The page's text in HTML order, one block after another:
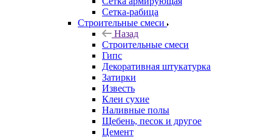
Сетка-рабица
Строительные смеси
Назад
Строительные смеси
Гипс
Декоративная штукатурка
Затирки
Известь
Клеи сухие
Наливные полы
Щебень, песок и другое
Цемент